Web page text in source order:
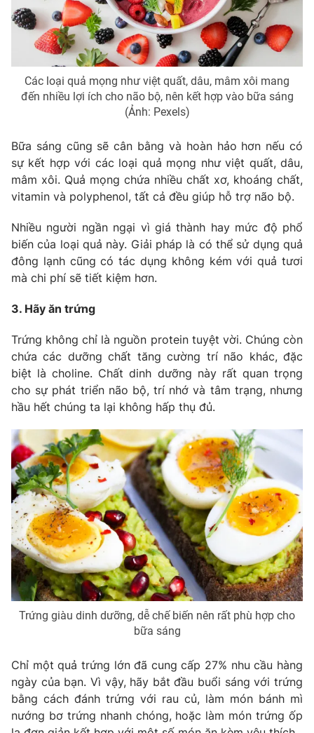
Tổng Biên tập:Vũ Thanh Thủy
Phó Tổng Biên tập:Nguyễn Thị Mỹ Hạnh, Phạm Quốc Thắng,
Nguyễn Trọng Ninh
Tổng đài VTV:024.38 355 931 - 024.38 355 932
Ðiện thoại Thời báo VTV:024.66 897 897
toasoan@vtv.vn
thuận bằng văn bản. Ghi rõ nguồn VTV.vn khi phát hành lại
thông tin từ website này.
Các loại quả mọng như việt quất, dâu, mâm xôi mang
đến nhiều lợi ích cho não bộ, nên kết hợp vào bữa sáng
(Ảnh: Pexels)
Bữa sáng cũng sẽ cân bằng và hoàn hảo hơn nếu có
sự kết hợp với các loại quả mọng như việt quất, dâu,
mâm xôi. Quả mọng chứa nhiều chất xơ, khoáng chất,
vitamin và polyphenol, tất cả đều giúp hỗ trợ não bộ.
Nhiều người ngần ngại vì giá thành hay mức độ phổ
biến của loại quả này. Giải pháp là có thể sử dụng quả
đông lạnh cũng có tác dụng không kém với quả tươi
mà chi phí sẽ tiết kiệm hơn.
3. Hãy ăn trứng
Trứng không chỉ là nguồn protein tuyệt vời. Chúng còn
chứa các dưỡng chất tăng cường trí não khác, đặc
biệt là choline. Chất dinh dưỡng này rất quan trọng
cho sự phát triển não bộ, trí nhớ và tâm trạng, nhưng
hầu hết chúng ta lại không hấp thụ đủ.
Trứng giàu dinh dưỡng, dễ chế biến nên rất phù hợp cho
bữa sáng
Chỉ một quả trứng lớn đã cung cấp 27% nhu cầu hàng
ngày của bạn. Vì vậy, hãy bắt đầu buổi sáng với trứng
bằng cách đánh trứng với rau củ, làm món bánh mì
nướng bơ trứng nhanh chóng, hoặc làm món trứng ốp